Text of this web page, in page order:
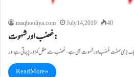
maqbooliya.com
July 14, 2019 40
غضب اور شہوت:
Read More »